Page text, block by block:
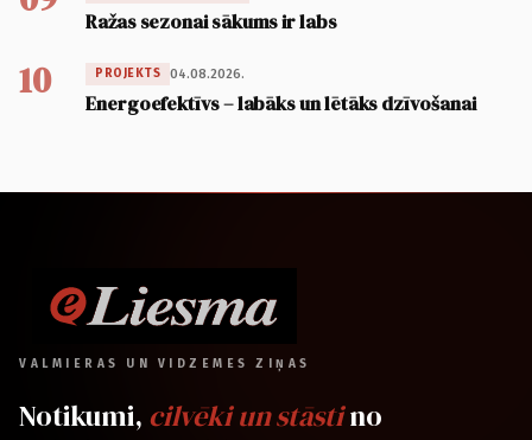
Ražas sezonai sākums ir labs
10 PROJEKTS 04.08.2026.
Energoefektīvs – labāks un lētāks dzīvošanai
VALMIERAS UN VIDZEMES ZIŅAS
Notikumi, cilvēki un stāstino